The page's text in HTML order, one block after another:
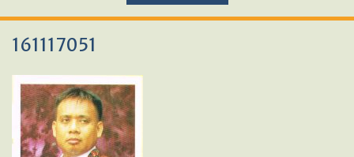
161117051